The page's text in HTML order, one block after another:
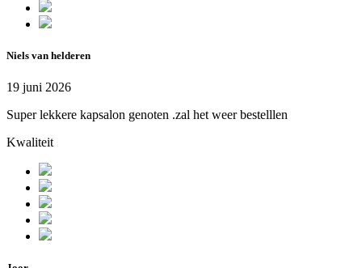
Niels van helderen
19 juni 2026
Super lekkere kapsalon genoten .zal het weer bestelllen
Kwaliteit